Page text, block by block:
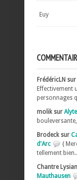
Euy
FrédéricLN sur
Effectivement
personnages
molik sur Alyte
Brodeck sur
d'Arc
{
tellement
Chantre
Mauthausen